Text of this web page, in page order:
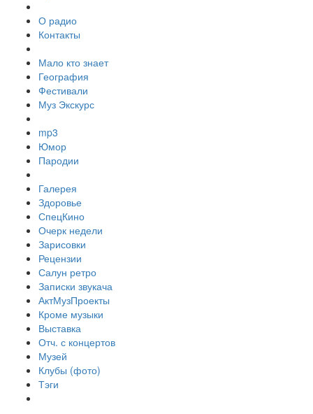
О радио
Контакты
Мало кто знает
География
Фестивали
Муз Экскурс
mp3
Юмор
Пародии
Галерея
Здоровье
СпецКино
Очерк недели
Зарисовки
Рецензии
Салун ретро
Записки звукача
АктМузПроекты
Кроме музыки
Выставка
Отч. с концертов
Музей
Клубы (фото)
Тэги